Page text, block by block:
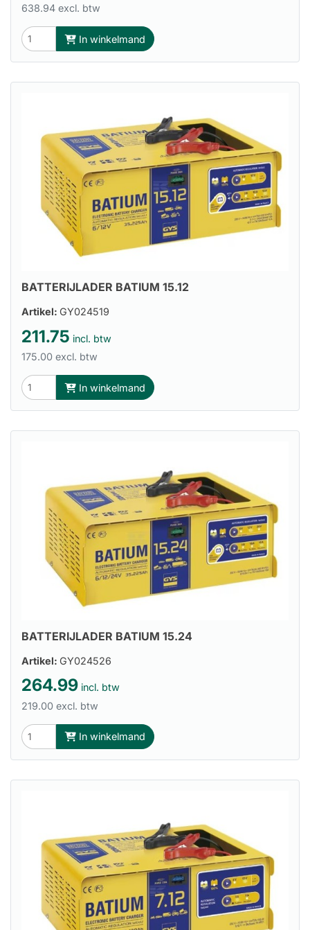
638.94 excl. btw
In winkelmand
BATTERIJLADER BATIUM 15.12
Artikel: GY024519
211.75 incl. btw
175.00 excl. btw
In winkelmand
BATTERIJLADER BATIUM 15.24
Artikel: GY024526
264.99 incl. btw
219.00 excl. btw
In winkelmand